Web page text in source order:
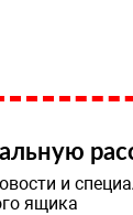
и
ящика